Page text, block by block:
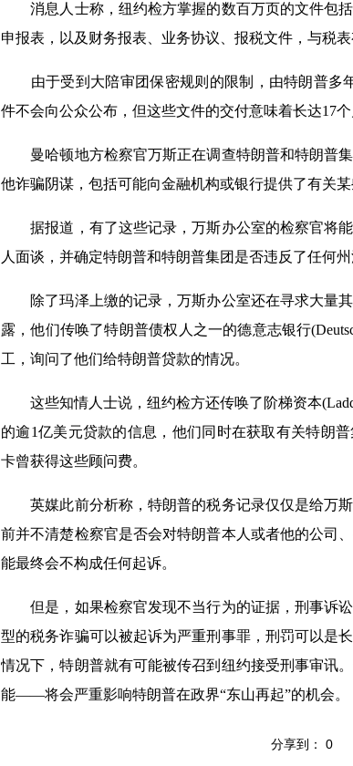
消息人士称，纽约检方掌握的数百万页的文件包括
申报表，以及财务报表、业务协议、报税文件，与税表
由于受到大陪审团保密规则的限制，由特朗普多
件不会向公众公布，但这些文件的交付意味着长达17
曼哈顿地方检察官万斯正在调查特朗普和特朗普集
他诈骗阴谋，包括可能向金融机构或银行提供了有关
据报道，有了这些记录，万斯办公室的检察官将能
人面谈，并确定特朗普和特朗普集团是否违反了任何州
除了玛泽上缴的记录，万斯办公室还在寻求大量其
露，他们传唤了特朗普债权人之一的德意志银行
工，询问了他们给特朗普贷款的情况。
这些知情人士说，纽约检方还传唤了阶梯资本
的逾1亿美元贷款的信息，他们同时在获取有关特朗
卡曾获得这些顾问费。
英媒此前分析称，特朗普的税务记录仅仅是给万斯
前并不清楚检察官是否会对特朗普本人或者他的公司
能最终会不构成任何起诉。
但是，如果检察官发现不当行为的证据，刑事诉讼
型的税务诈骗可以被起诉为严重刑事罪，刑罚可以是
情况下，特朗普就有可能被传召到纽约接受刑事审
能——将会严重影响特朗普在政界“东山再起”的机会。
分享到： 0